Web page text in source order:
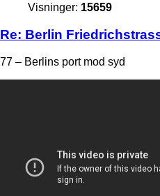
Visninger: 15659
Re: Berlin
77 – Berlins port mod syd